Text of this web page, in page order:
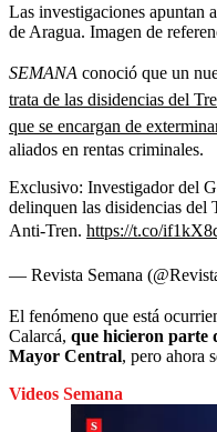
Las investigaciones apuntan
de Aragua. Imagen de
SEMANA conoció que un
trata de las disidencias del
que se encargan de
aliados en rentas criminales.
Exclusivo: Investigador del
delinquen las disidencias del
Anti-Tren. https://t.co/
— Revista Semana
El fenómeno que está
Calarcá, que hicieron parte
Mayor Central, pero ahora
Videos Semana